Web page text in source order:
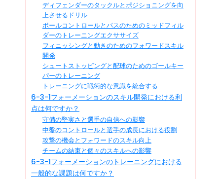
ディフェンダーのタックルとポジショニングを向
上させるドリル
ボールコントロールとパスのためのミッドフィル
ダーのトレーニングエクササイズ
フィニッシングと動きのためのフォワードスキル
開発
シュートストッピングと配球のためのゴールキー
パーのトレーニング
トレーニングに戦術的な意識を統合する
6-3-1フォーメーションのスキル開発における利
点は何ですか？
守備の堅実さと選手の自信への影響
中盤のコントロールと選手の成長における役割
攻撃の機会とフォワードのスキル向上
チームの結束と個々のスキルへの影響
6-3-1フォーメーションのトレーニングにおける
一般的な課題は何ですか？